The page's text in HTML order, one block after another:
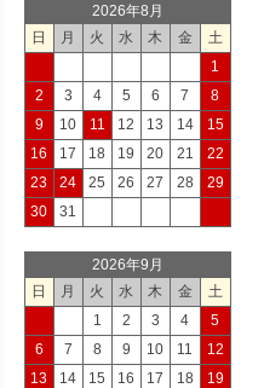
2026年8月
日
月 火 水 木 金
土
1
2
3 4 5 6 7
8
9
10 11 12 13 14
15
16
17 18 19 20 21
22
23
24 25 26 27 28
29
30
31
2026年9月
日
月 火 水 木 金
土
1
2 3 4
5
6
7 8 9 10 11
12
13
14 15 16 17 18
19